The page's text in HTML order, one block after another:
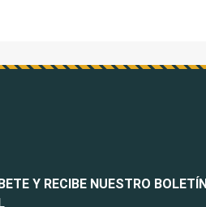
Y RECIBE NUESTRO BOLETÍN